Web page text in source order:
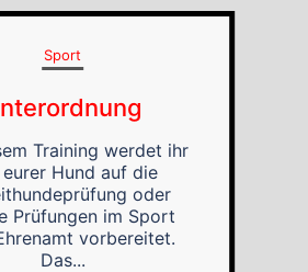
Sport
Training werdet ihr
eurer Hund auf die
oder
Prüfungen im Sport
vorbereitet.
Das...